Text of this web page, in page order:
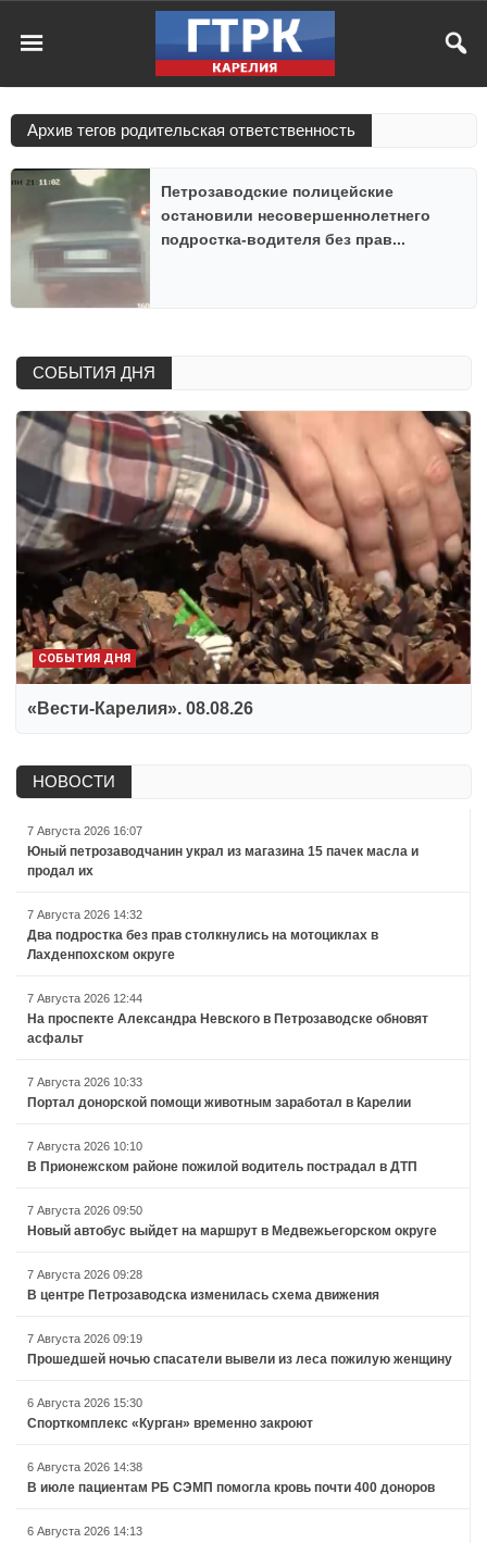
Архив тегов родительская ответственность
Петрозаводские полицейские
остановили несовершеннолетнего
подростка-водителя без прав...
СОБЫТИЯ ДНЯ
СОБЫТИЯ ДНЯ
«Вести-Карелия». 08.08.26
НОВОСТИ
7 Августа 2026 16:07
Юный петрозаводчанин украл из магазина 15 пачек масла и
продал их
7 Августа 2026 14:32
Два подростка без прав столкнулись на мотоциклах в
Лахденпохском округе
7 Августа 2026 12:44
На проспекте Александра Невского в Петрозаводске обновят
асфальт
7 Августа 2026 10:33
Портал донорской помощи животным заработал в Карелии
7 Августа 2026 10:10
В Прионежском районе пожилой водитель пострадал в ДТП
7 Августа 2026 09:50
Новый автобус выйдет на маршрут в Медвежьегорском округе
7 Августа 2026 09:28
В центре Петрозаводска изменилась схема движения
7 Августа 2026 09:19
Прошедшей ночью спасатели вывели из леса пожилую женщину
6 Августа 2026 15:30
Спорткомплекс «Курган» временно закроют
6 Августа 2026 14:38
В июле пациентам РБ СЭМП помогла кровь почти 400 доноров
6 Августа 2026 14:13